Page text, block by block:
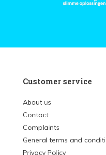
Customer service
About us
Contact
Complaints
General terms and
Privacy Policy